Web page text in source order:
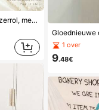
Satijnen sieradenorganizerrol, meerdere vakken, anti-klitten, drukknoopsluiting, draagbare reiskoffer voor kettingen, oorbellen, ringen, armbanden, horloges
1 over
9.48€